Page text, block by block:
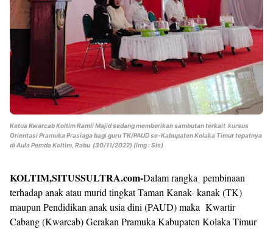
Ketua Kwarcab Koltim Ramli Majid sedang memberikan sambutan terkait kursus
Orientasi Pramuka Prasiaga bagi guru TK/PAUD se-Kabupaten Kolaka Timur tepatnya
di Aula Pemda Koltim, Rabu (30/11/2022) (Img : Sis)
KOLTIM,SITUSSULTRA.com-Dalam rangka pembinaan
terhadap anak atau murid tingkat Taman Kanak- kanak (TK)
maupun Pendidikan anak usia dini (PAUD) maka Kwartir
Cabang (Kwarcab) Gerakan Pramuka Kabupaten Kolaka Timur